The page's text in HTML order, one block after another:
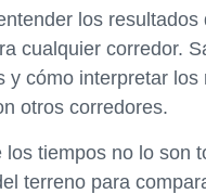
los
cualquier corredor.
y cómo interpretar
otros corredores.
los tiempos no lo son
terreno para